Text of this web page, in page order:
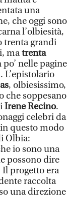
una
che oggi sono
l’olbiesità,
trenta grandi
matrenta
nelle pagine
L’epistolario
, olbiesissimo,
che soppesano
Irene Recino.
celebri da
questo modo
Olbia:
io sono una
possono dire
Il progetto era
raccolta
una direzione